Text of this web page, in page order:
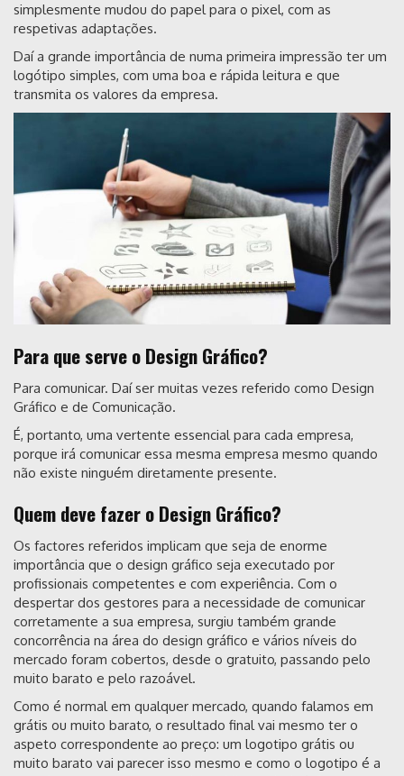
simplesmente mudou do papel para o pixel, com as
respetivas adaptações.
Daí a grande importância de numa primeira impressão ter um
logótipo simples, com uma boa e rápida leitura e que
transmita os valores da empresa.
Para que serve o Design Gráfico?
Para comunicar. Daí ser muitas vezes referido como Design
Gráfico e de Comunicação.
É, portanto, uma vertente essencial para cada empresa,
porque irá comunicar essa mesma empresa mesmo quando
não existe ninguém diretamente presente.
Quem deve fazer o Design Gráfico?
Os factores referidos implicam que seja de enorme
importância que o design gráfico seja executado por
profissionais competentes e com experiência. Com o
despertar dos gestores para a necessidade de comunicar
corretamente a sua empresa, surgiu também grande
concorrência na área do design gráfico e vários níveis do
mercado foram cobertos, desde o gratuito, passando pelo
muito barato e pelo razoável.
Como é normal em qualquer mercado, quando falamos em
grátis ou muito barato, o resultado final vai mesmo ter o
aspeto correspondente ao preço: um logotipo grátis ou
muito barato vai parecer isso mesmo e como o logotipo é a